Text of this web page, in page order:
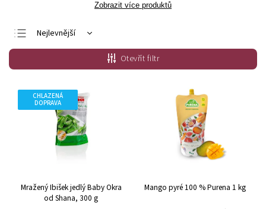
Zobrazit více produktů
Doporučujeme
Nejlevnější
Nejdražší
Nejprodávanější
Abecedně
Otevřít filtr
CHLAZENÁ
DOPRAVA
Mražený Ibišek jedlý Baby Okra
od Shana, 300 g
Mango pyré 100 % Purena 1 kg